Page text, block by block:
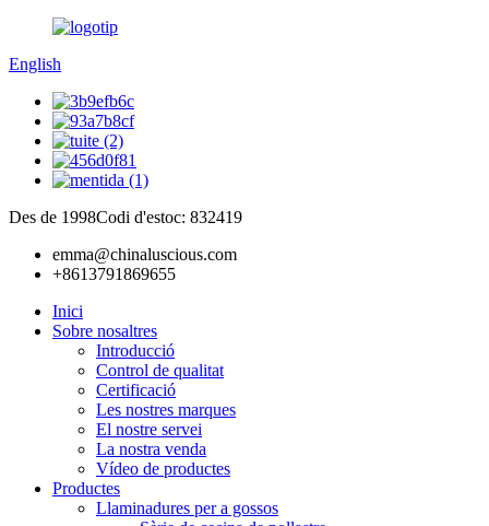
English
Des de 1998Codi d'estoc: 832419
emma@chinaluscious.com
+8613791869655
Inici
Sobre nosaltres
Introducció
Control de qualitat
Certificació
Les nostres marques
El nostre servei
La nostra venda
Vídeo de productes
Productes
Llaminadures per a gossos